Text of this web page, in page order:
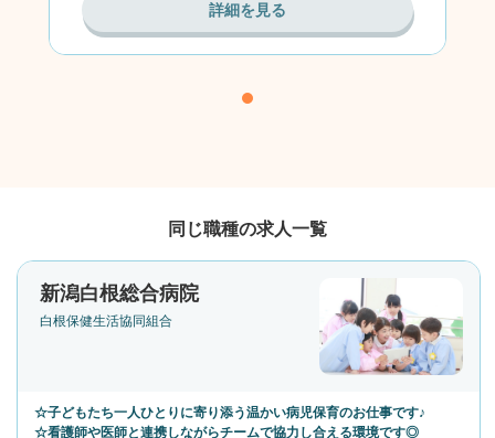
詳細を見る
同じ職種の求人一覧
新潟白根総合病院
白根保健生活協同組合
☆子どもたち一人ひとりに寄り添う温かい病児保育のお仕事です♪
☆看護師や医師と連携しながらチームで協力し合える環境です◎